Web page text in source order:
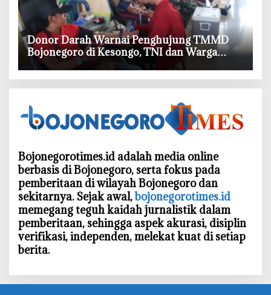
‎Donor Darah Warnai Penghujung TMMD
Bojonegoro di Kesongo, TNI dan Warga
Bergerak untuk Kemanusiaan
Bojonegorotimes.id adalah media online
berbasis di Bojonegoro, serta fokus pada
pemberitaan di wilayah Bojonegoro dan
sekitarnya. Sejak awal,bojonegorotimes.id
memegang teguh kaidah jurnalistik dalam
pemberitaan, sehingga aspek akurasi, disiplin
verifikasi, independen, melekat kuat di setiap
berita.